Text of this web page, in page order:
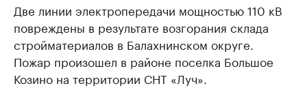
Две линии электропередачи мощностью 110 кВ
повреждены в результате возгорания склада
стройматериалов в Балахнинском округе.
Пожар произошел в районе поселка Большое
Козино на территории СНТ «Луч».